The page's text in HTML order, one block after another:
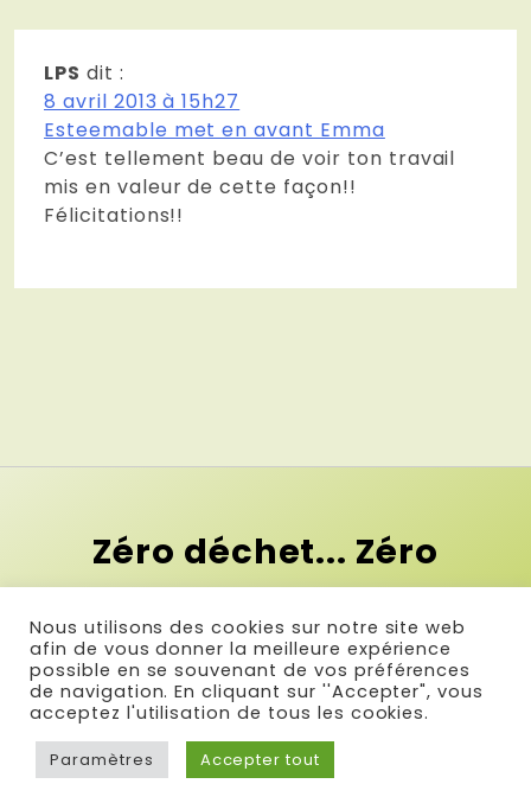
LPS dit :
8 avril 2013 à 15h27
Esteemable met en avant Emma
C’est tellement beau de voir ton travail
mis en valeur de cette façon!!
Félicitations!!
Zéro déchet... Zéro
contrainte !
Et si le premier pas vers le zéro
déchet c'était la simplicité ?
© Réalisé par Com & Net-Infos légales
Nous utilisons des cookies sur notre site web
afin de vous donner la meilleure expérience
possible en se souvenant de vos préférences
de navigation. En cliquant sur ''Accepter", vous
acceptez l'utilisation de tous les cookies.
Paramètres Accepter tout